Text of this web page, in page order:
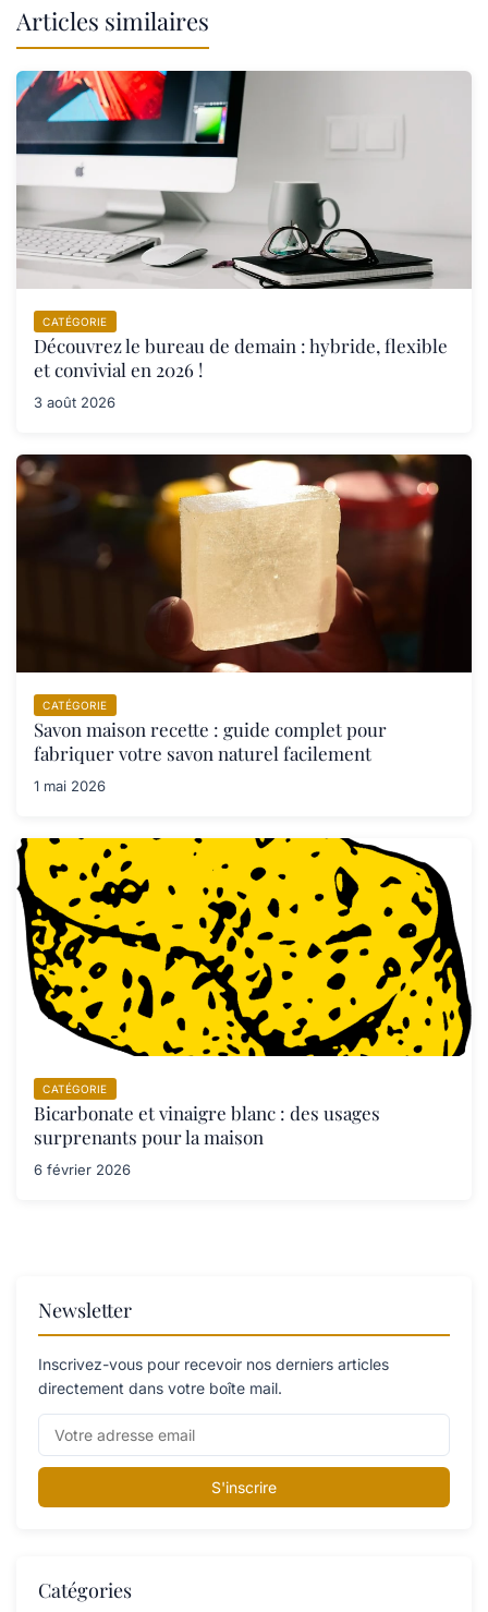
Articles similaires
CATÉGORIE
Découvrez le bureau de demain : hybride, flexible
et convivial en 2026 !
3 août 2026
CATÉGORIE
Savon maison recette : guide complet pour
fabriquer votre savon naturel facilement
1 mai 2026
CATÉGORIE
Bicarbonate et vinaigre blanc : des usages
surprenants pour la maison
6 février 2026
Newsletter
Inscrivez-vous pour recevoir nos derniers articles
directement dans votre boîte mail.
S'inscrire
Catégories